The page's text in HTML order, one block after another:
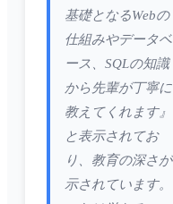
基礎となるWebの
仕組みやデータベ
ース、SQLの知識
から先輩が丁寧に
教えてくれます』
と表示されてお
り、教育の深さが
示されています。